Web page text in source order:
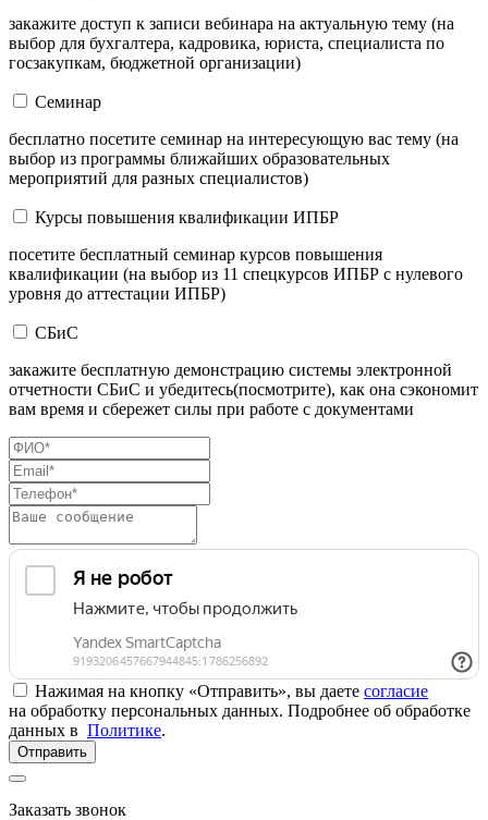
закажите доступ к записи вебинара на актуальную тему (на
выбор для бухгалтера, кадровика, юриста, специалиста по
госзакупкам, бюджетной организации)
Семинар
бесплатно посетите семинар на интересующую вас тему (на
выбор из программы ближайших образовательных
мероприятий для разных специалистов)
Курсы повышения квалификации ИПБР
посетите бесплатный семинар курсов повышения
квалификации (на выбор из 11 спецкурсов ИПБР с нулевого
уровня до аттестации ИПБР)
СБиС
закажите бесплатную демонстрацию системы электронной
отчетности СБиС и убедитесь(посмотрите), как она сэкономит
вам время и сбережет силы при работе с документами
Нажимая на кнопку «Отправить», вы даете согласие
на обработку персональных данных. Подробнее об обработке
данных в Политике.
Отправить
Заказать звонок